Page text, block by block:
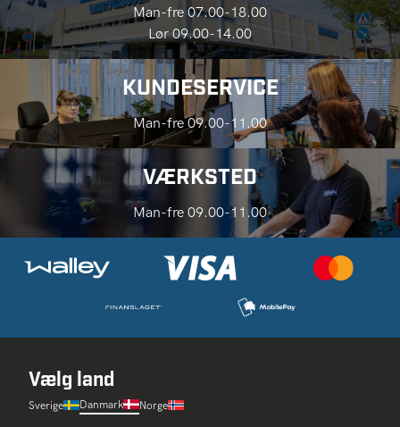
Man-fre 07.00-18.00
Lør 09.00-14.00
KUNDESERVICE
Man-fre 09.00-11.00
VÆRKSTED
Man-fre 09.00-11.00
Vælg land
Sverige Danmark Norge